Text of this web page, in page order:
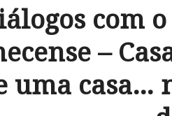
com
–
uma casa…